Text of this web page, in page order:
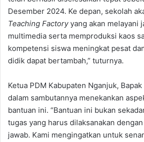
Desember 2024. Ke depan, sekolah
Teaching Factoryyang akan melayani
multimedia serta memproduksi kaos
kompetensi siswa meningkat pesat
didik dapat bertambah,” tuturnya.
Ketua PDM Kabupaten Nganjuk,
dalam sambutannya menekankan
bantuan ini. “Bantuan ini bukan
tugas yang harus dilaksanakan
jawab. Kami mengingatkan untuk